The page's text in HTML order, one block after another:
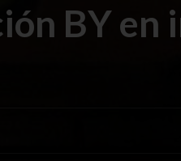
BY en